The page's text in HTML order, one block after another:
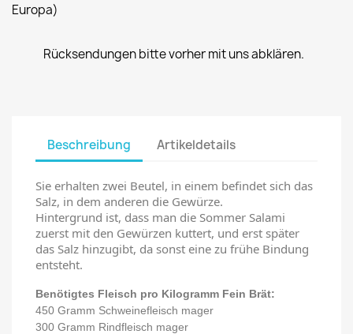
Europa)
Rücksendungen bitte vorher mit uns abklären.
Beschreibung Artikeldetails
Sie erhalten zwei Beutel, in einem befindet sich das
Salz, in dem anderen die Gewürze.
Hintergrund ist, dass man die Sommer Salami
zuerst mit den Gewürzen kuttert, und erst später
das Salz hinzugibt, da sonst eine zu frühe Bindung
entsteht.
Benötigtes Fleisch pro Kilogramm Fein Brät:
450 Gramm Schweinefleisch mager
300 Gramm Rindfleisch mager